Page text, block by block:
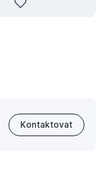
Kontaktovat